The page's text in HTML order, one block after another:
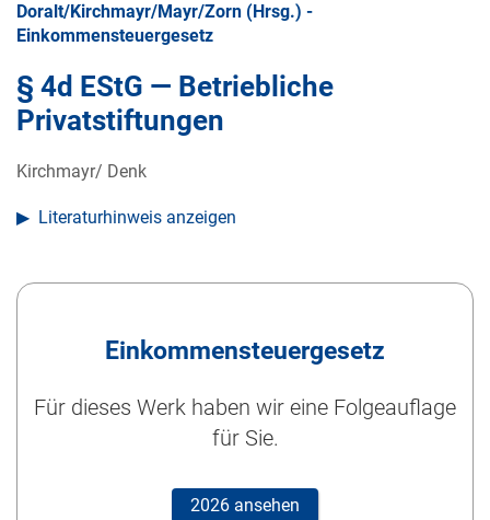
Doralt/Kirchmayr/Mayr/Zorn (Hrsg.) -
Einkommensteuergesetz
§ 4d EStG — Betriebliche
Privatstiftungen
Kirchmayr/ Denk
Literaturhinweis anzeigen
Einkommensteuergesetz
Für dieses Werk haben wir eine Folgeauflage
für Sie.
2026 ansehen